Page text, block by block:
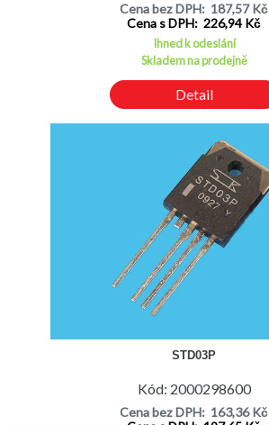
Cena bez DPH: 187,57 Kč
Cena s DPH: 226,94 Kč
Ihned k odeslání
Skladem na prodejně
Detail
STD03P
Kód: 2000298600
Cena bez DPH: 163,36 Kč